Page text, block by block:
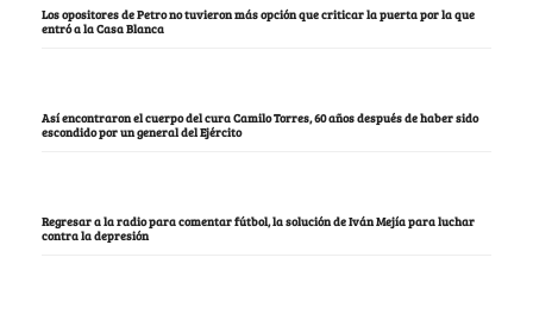
Los opositores de Petro no tuvieron más opción que criticar la puerta por la que
entró a la Casa Blanca
Así encontraron el cuerpo del cura Camilo Torres, 60 años después de haber sido
escondido por un general del Ejército
Regresar a la radio para comentar fútbol, la solución de Iván Mejía para luchar
contra la depresión